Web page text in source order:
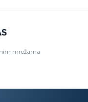
mrežama